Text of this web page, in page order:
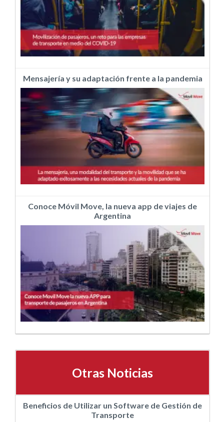
Mensajería y su adaptación frente a la pandemia
Conoce Móvil Move, la nueva app de viajes de
Argentina
Otras Noticias
Beneficios de Utilizar un Software de Gestión de
Transporte